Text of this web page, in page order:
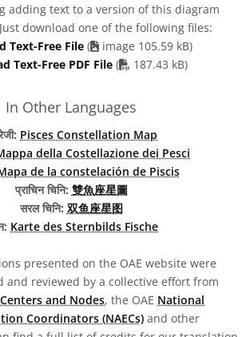
adding text to a version of this diagram
download one of the following files:
Text-Free File( image 105.59 kB)
Text-Free PDF File ( PDF file
187.43 kB)
In Other Languages
Pisces Constellation Map
della Costellazione dei Pesci
de la constelación de Piscis
प्राचिन चिनि: 雙魚座星圖
सरल चिनि: 双鱼座星图
Karte des Sternbilds Fische
presented on the OAE website were
reviewed by a collective effort from
and Nodes, the OAE National
Coordinators (NAECs) and other